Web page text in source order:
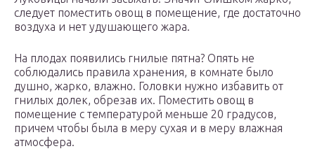
следует поместить овощ в помещение, где достаточно
воздуха и нет удушающего жара.
На плодах появились гнилые пятна? Опять не
соблюдались правила хранения, в комнате было
душно, жарко, влажно. Головки нужно избавить от
гнилых долек, обрезав их. Поместить овощ в
помещение с температурой меньше 20 градусов,
причем чтобы была в меру сухая и в меру влажная
атмосфера.